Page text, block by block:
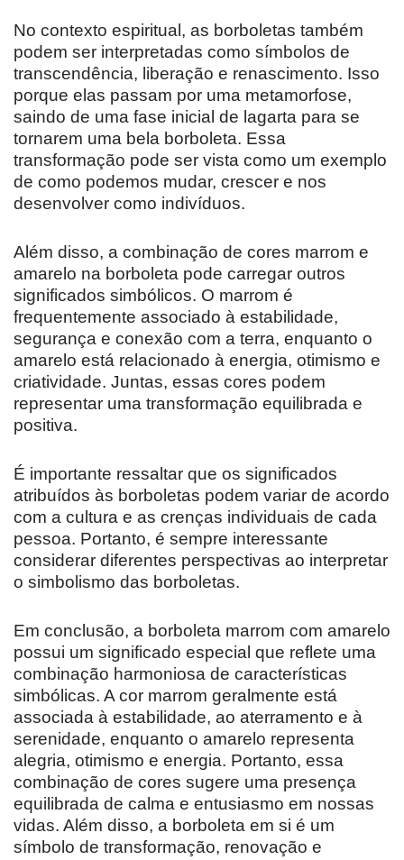
No contexto espiritual, as borboletas também
podem ser interpretadas como símbolos de
transcendência, liberação e renascimento. Isso
porque elas passam por uma metamorfose,
saindo de uma fase inicial de lagarta para se
tornarem uma bela borboleta. Essa
transformação pode ser vista como um exemplo
de como podemos mudar, crescer e nos
desenvolver como indivíduos.
Além disso, a combinação de cores marrom e
amarelo na borboleta pode carregar outros
significados simbólicos. O marrom é
frequentemente associado à estabilidade,
segurança e conexão com a terra, enquanto o
amarelo está relacionado à energia, otimismo e
criatividade. Juntas, essas cores podem
representar uma transformação equilibrada e
positiva.
É importante ressaltar que os significados
atribuídos às borboletas podem variar de acordo
com a cultura e as crenças individuais de cada
pessoa. Portanto, é sempre interessante
considerar diferentes perspectivas ao interpretar
o simbolismo das borboletas.
Em conclusão, a borboleta marrom com amarelo
possui um significado especial que reflete uma
combinação harmoniosa de características
simbólicas. A cor marrom geralmente está
associada à estabilidade, ao aterramento e à
serenidade, enquanto o amarelo representa
alegria, otimismo e energia. Portanto, essa
combinação de cores sugere uma presença
equilibrada de calma e entusiasmo em nossas
vidas. Além disso, a borboleta em si é um
símbolo de transformação, renovação e